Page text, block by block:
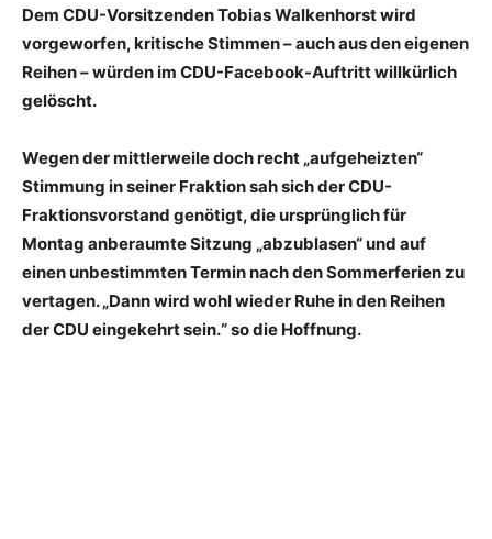
Dem CDU-Vorsitzenden Tobias Walkenhorst wird
vorgeworfen, kritische Stimmen – auch aus den eigenen
Reihen – würden im CDU-Facebook-Auftritt willkürlich
gelöscht.
Wegen der mittlerweile doch recht „aufgeheizten“
Stimmung in seiner Fraktion sah sich der CDU-
Fraktionsvorstand genötigt, die ursprünglich für
Montag anberaumte Sitzung „abzublasen“ und auf
einen unbestimmten Termin nach den Sommerferien zu
vertagen. „Dann wird wohl wieder Ruhe in den Reihen
der CDU eingekehrt sein.“ so die Hoffnung.